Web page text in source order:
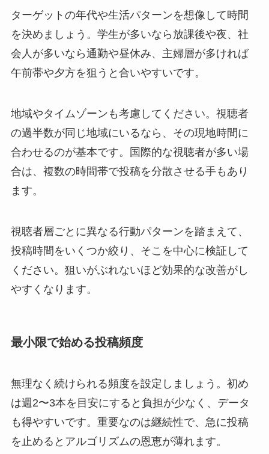
ターゲットの年代や生活パターンを想像して時間
を決めましょう。学生が多いなら放課後や夜、社
会人が多いなら通勤や昼休み、主婦層が多ければ
午前帯や夕方を狙うと合いやすいです。
地域やタイムゾーンも考慮してください。視聴者
の過半数が同じ地域にいるなら、その現地時間に
合わせるのが基本です。国際的な視聴者が多い場
合は、複数の時間帯で投稿を分散させる手もあり
ます。
視聴者層ごとに異なる行動パターンを踏まえて、
投稿時間をいくつか絞り、そこを中心に検証して
ください。狙いがぶれないほど効果的な改善がし
やすくなります。
最小限で始める投稿頻度
無理なく続けられる頻度を設定しましょう。初め
は週2〜3本を目安にすると負担が少なく、データ
も得やすいです。重要なのは継続性で、急に投稿
を止めるとアルゴリズムの恩恵が薄れます。